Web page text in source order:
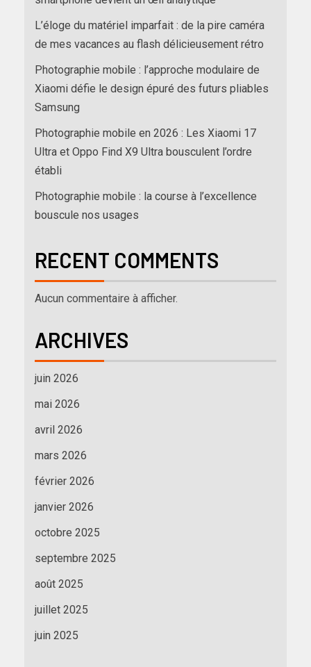
L’éloge du matériel imparfait : de la pire caméra
de mes vacances au flash délicieusement rétro
Photographie mobile : l’approche modulaire de
Xiaomi défie le design épuré des futurs pliables
Samsung
Photographie mobile en 2026 : Les Xiaomi 17
Ultra et Oppo Find X9 Ultra bousculent l’ordre
établi
Photographie mobile : la course à l’excellence
bouscule nos usages
RECENT COMMENTS
Aucun commentaire à afficher.
ARCHIVES
juin 2026
mai 2026
avril 2026
mars 2026
février 2026
janvier 2026
octobre 2025
septembre 2025
août 2025
juillet 2025
juin 2025